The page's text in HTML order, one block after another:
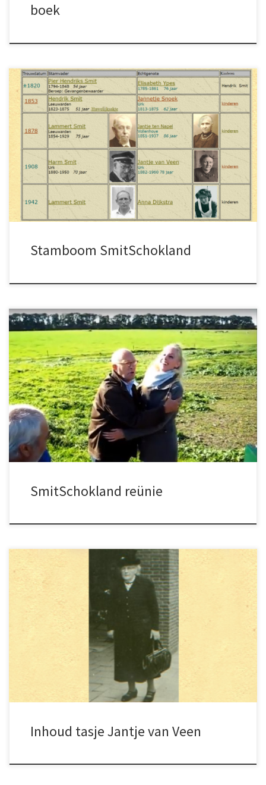
boek
Stamboom SmitSchokland
Verslag van de reünies van de nazaten van
smitschokland van 2013 en 2018.
SmitSchokland reünie
Dankzij Freek Wezelman is de inhoud van het
“tasje van Jantje van Veen” gedigitaliseerd en
voor het nageslacht veiliggesteld. Hetzelfde
tasje waaruit opoe geregeld een pepermuntje
of rangetje voor haar kleinkinderen diepte.
Inhoud tasje Jantje van Veen